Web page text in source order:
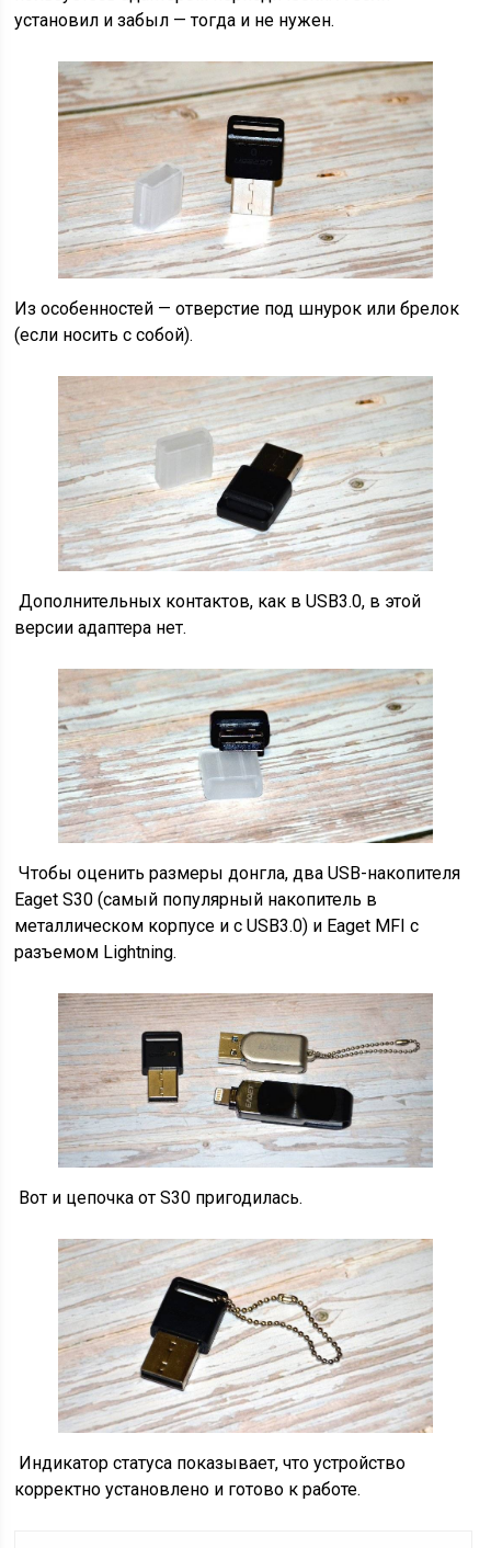
установил и забыл — тогда и не нужен.
Из особенностей — отверстие под шнурок или брелок
(если носить с собой).
Дополнительных контактов, как в USB3.0, в этой
версии адаптера нет.
Чтобы оценить размеры донгла, два USB-накопителя
Eaget S30 (самый популярный накопитель в
металлическом корпусе и с USB3.0) и Eaget MFI с
разъемом Lightning.
Вот и цепочка от S30 пригодилась.
Индикатор статуса показывает, что устройство
корректно установлено и готово к работе.